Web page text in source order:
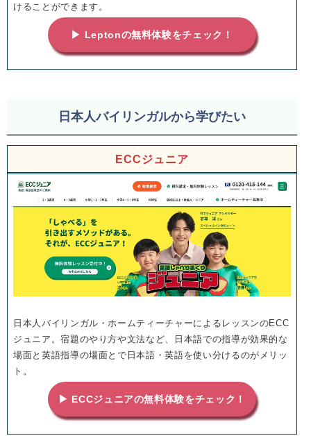
けることができます。
▶ Leptonの無料体験をチェック！
日本人バイリンガルから学びたい
ECCジュニア
日本人バイリンガル・ホームティーチャーによるレッスンのECC
ジュニア。宿題のやり方や文法など、日本語での指導が効果的な
場面と英語指導の場面とで日本語・英語を使い分けるのがメリッ
ト。
▶ ECCジュニアの無料体験をチェック！